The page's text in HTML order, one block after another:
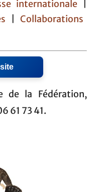
internationale
Collaborations
de la Fédération,
61 73 41.